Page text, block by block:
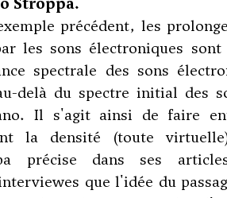
précédent, les
les sons électroniques
spectrale des sons
delà du spectre initial des
Il s'agit ainsi de faire
la densité (toute
précise dans ses
que l'idée du